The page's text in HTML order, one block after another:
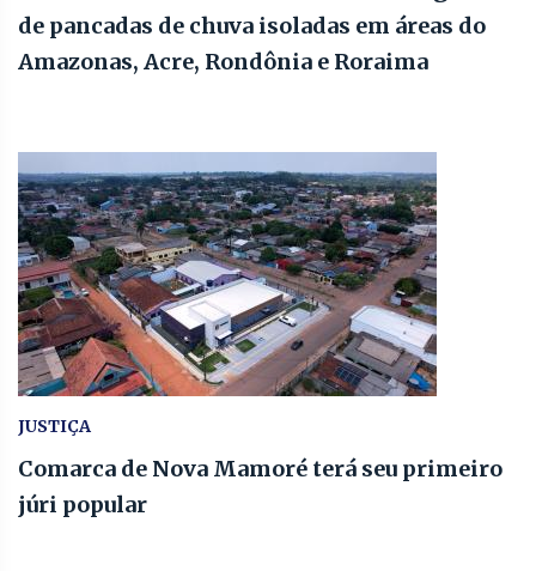
de pancadas de chuva isoladas em áreas do
Amazonas, Acre, Rondônia e Roraima
JUSTIÇA
Comarca de Nova Mamoré terá seu primeiro
júri popular